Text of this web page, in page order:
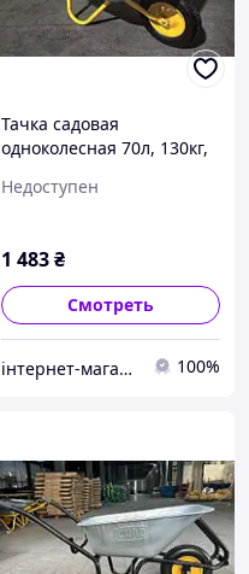
Тачка садовая
одноколесная 70л, 130кг,
СИЛА
Недоступен
1 483₴
Смотреть
інтернет-магагазин avtosvit_pologi.zp 100%